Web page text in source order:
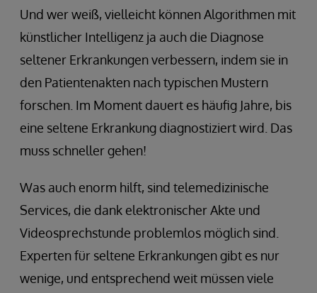
Und wer weiß, vielleicht können Algorithmen mit
künstlicher Intelligenz ja auch die Diagnose
seltener Erkrankungen verbessern, indem sie in
den Patientenakten nach typischen Mustern
forschen. Im Moment dauert es häufig Jahre, bis
eine seltene Erkrankung diagnostiziert wird. Das
muss schneller gehen!
Was auch enorm hilft, sind telemedizinische
Services, die dank elektronischer Akte und
Videosprechstunde problemlos möglich sind.
Experten für seltene Erkrankungen gibt es nur
wenige, und entsprechend weit müssen viele